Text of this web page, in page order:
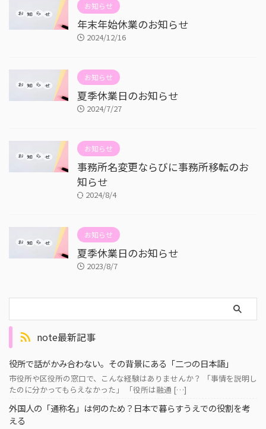
お知らせ
年末年始休業のお知らせ
2024/12/16
お知らせ
夏季休業日のお知らせ
2024/7/27
お知らせ
事務所名変更ならびに事務所移転のお
知らせ
2024/8/4
お知らせ
夏季休業日のお知らせ
2023/8/7
note最新記事
役所で話がかみ合わない。その背景にある「二つの日本語」
市役所や区役所の窓口で、こんな経験はありませんか？ 「事情を説明し
たのに分かってもらえなかった」 「役所は融通 […]
外国人の「通称名」は何のため？日本で暮らすうえでの役割を考
える